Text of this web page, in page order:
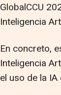
GlobalCCU
Inteligencia
En concreto,
Inteligencia
el uso de la